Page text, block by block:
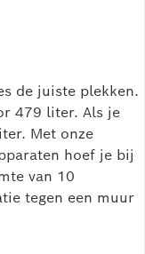
de juiste plekken.
479 liter. Als je
hoef je bij
van 10
tegen een muur